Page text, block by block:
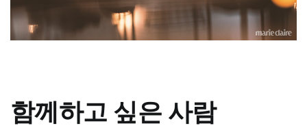
함께하고 싶은 사람